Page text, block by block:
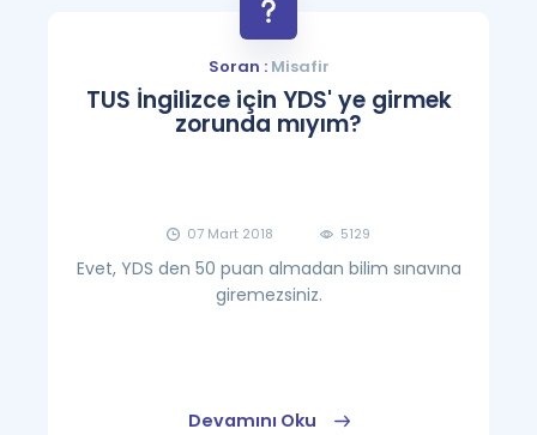
Soran :Misafir
TUS İngilizce için YDS' ye girmek
zorunda mıyım?
07 Mart 2018 5129
Evet, YDS den 50 puan almadan bilim sınavına
giremezsiniz.
Devamını Oku